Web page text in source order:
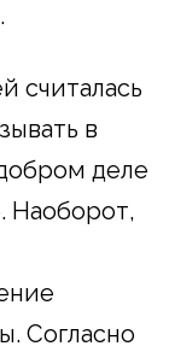
считалась
в
деле
Наоборот,
Согласно